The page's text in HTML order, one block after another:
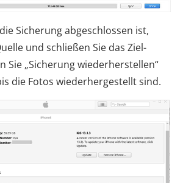
Sicherung abgeschlossen ist,
und schließen Sie das Ziel-
Sie „Sicherung wiederherstellen“
die Fotos wiederhergestellt sind.